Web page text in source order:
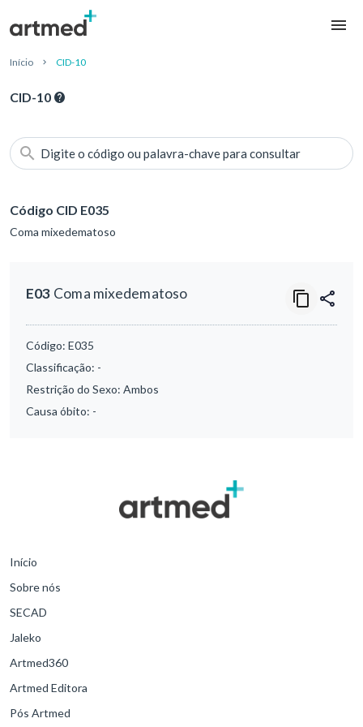
Início CID-10
CID-10
Digite o código ou palavra-chave para consultar
Código CID E035
Coma mixedematoso
E03 Coma mixedematoso
Código: E035
Classificação: -
Restrição do Sexo: Ambos
Causa óbito: -
Início
Sobre nós
SECAD
Jaleko
Artmed360
Artmed Editora
Pós Artmed